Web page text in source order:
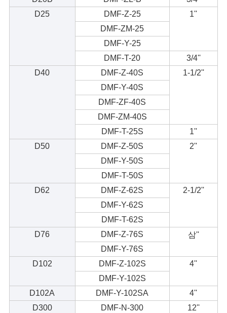
사
정
D25
DMF-Z-25
1''
DMF-ZM-25
DMF-Y-25
DMF-T-20
3/4''
D40
DMF-Z-40S
1-1/2''
DMF-Y-40S
DMF-ZF-40S
DMF-ZM-40S
DMF-T-25S
1''
D50
DMF-Z-50S
2''
DMF-Y-50S
DMF-T-50S
D62
DMF-Z-62S
2-1/2''
DMF-Y-62S
DMF-T-62S
D76
DMF-Z-76S
삼''
DMF-Y-76S
D102
DMF-Z-102S
4''
DMF-Y-102S
D102A
DMF-Y-102SA
4''
D300
DMF-N-300
12''